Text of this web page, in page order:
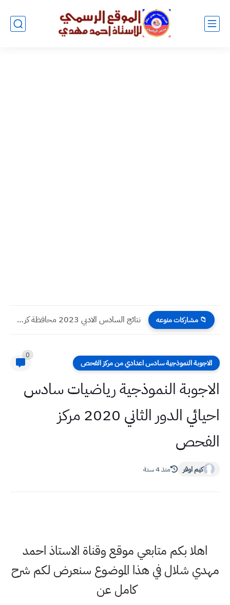
📁 مشاركات منوعه نتائج السادس الادبي 2023 محافظة كربلاء الدور الاول
الاجوبة النموذجية سادس اعدادي من مركز الفحص
0
الاجوبة النموذجية رياضيات سادس
احيائي الدور الثاني 2020 مركز
الفحص
كيم اوفر منذ 4 سنة
اهلا بكم متابعي موقع وقناة الاستاذ احمد
مهدي شلال في هذا الموضوع سنعرض لكم شرح
كامل عن